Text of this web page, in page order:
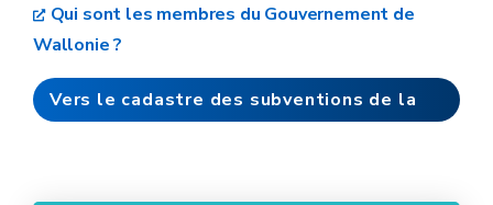
Qui sont les membres du Gouvernement de
Wallonie ?
Vers le cadastre des subventions de la